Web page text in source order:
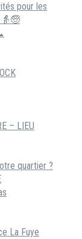
pour les
👵🧓
– LIEU
quartier ?
La Fuye